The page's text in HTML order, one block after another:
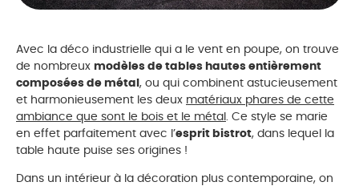
Avec la déco industrielle qui a le vent en poupe, on trouve
de nombreux modèles de tables hautes entièrement
composées de métal , ou qui combinent astucieusement
et harmonieusement les deux matériaux phares de cette
ambiance que sont le bois et le métal
. Ce style se marie
en effet parfaitement avec l’esprit bistrot, dans lequel la
table haute puise ses origines !
Dans un intérieur à la décoration plus contemporaine, on